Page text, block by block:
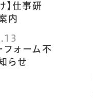
】仕事研
案内
フォーム不
らせ